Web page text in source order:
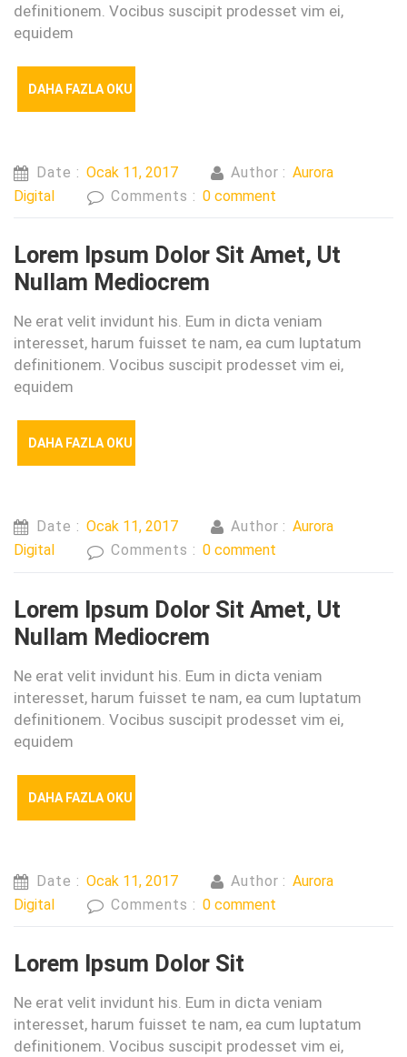
definitionem. Vocibus suscipit prodesset vim ei,
equidem
DAHA FAZLA OKU
Date : Ocak 11, 2017 Author : Aurora
Digital
Comments : 0 comment
Lorem Ipsum Dolor Sit Amet, Ut
Nullam Mediocrem
Ne erat velit invidunt his. Eum in dicta veniam
interesset, harum fuisset te nam, ea cum luptatum
definitionem. Vocibus suscipit prodesset vim ei,
equidem
DAHA FAZLA OKU
Date : Ocak 11, 2017 Author : Aurora
Digital
Comments : 0 comment
Lorem Ipsum Dolor Sit Amet, Ut
Nullam Mediocrem
Ne erat velit invidunt his. Eum in dicta veniam
interesset, harum fuisset te nam, ea cum luptatum
definitionem. Vocibus suscipit prodesset vim ei,
equidem
DAHA FAZLA OKU
Date : Ocak 11, 2017 Author : Aurora
Digital
Comments : 0 comment
Lorem Ipsum Dolor Sit
Ne erat velit invidunt his. Eum in dicta veniam
interesset, harum fuisset te nam, ea cum luptatum
definitionem. Vocibus suscipit prodesset vim ei,